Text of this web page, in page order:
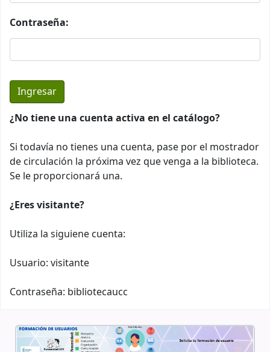
Contraseña:
¿No tiene una cuenta activa en el catálogo?
Si todavía no tienes una cuenta, pase por el mostrador
de circulación la próxima vez que venga a la biblioteca.
Se le proporcionará una.
¿Eres visitante?
Utiliza la siguiene cuenta:
Usuario: visitante
Contraseña: bibliotecaucc